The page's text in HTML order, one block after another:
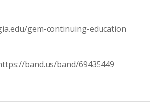
gem-continuing-education
band.us/band/69435449